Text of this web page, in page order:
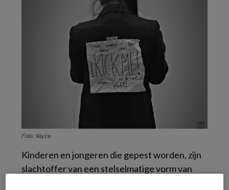
Foto: Ilayza
Kinderen en jongeren die gepest worden, zijn
slachtoffer van een stelselmatige vorm van